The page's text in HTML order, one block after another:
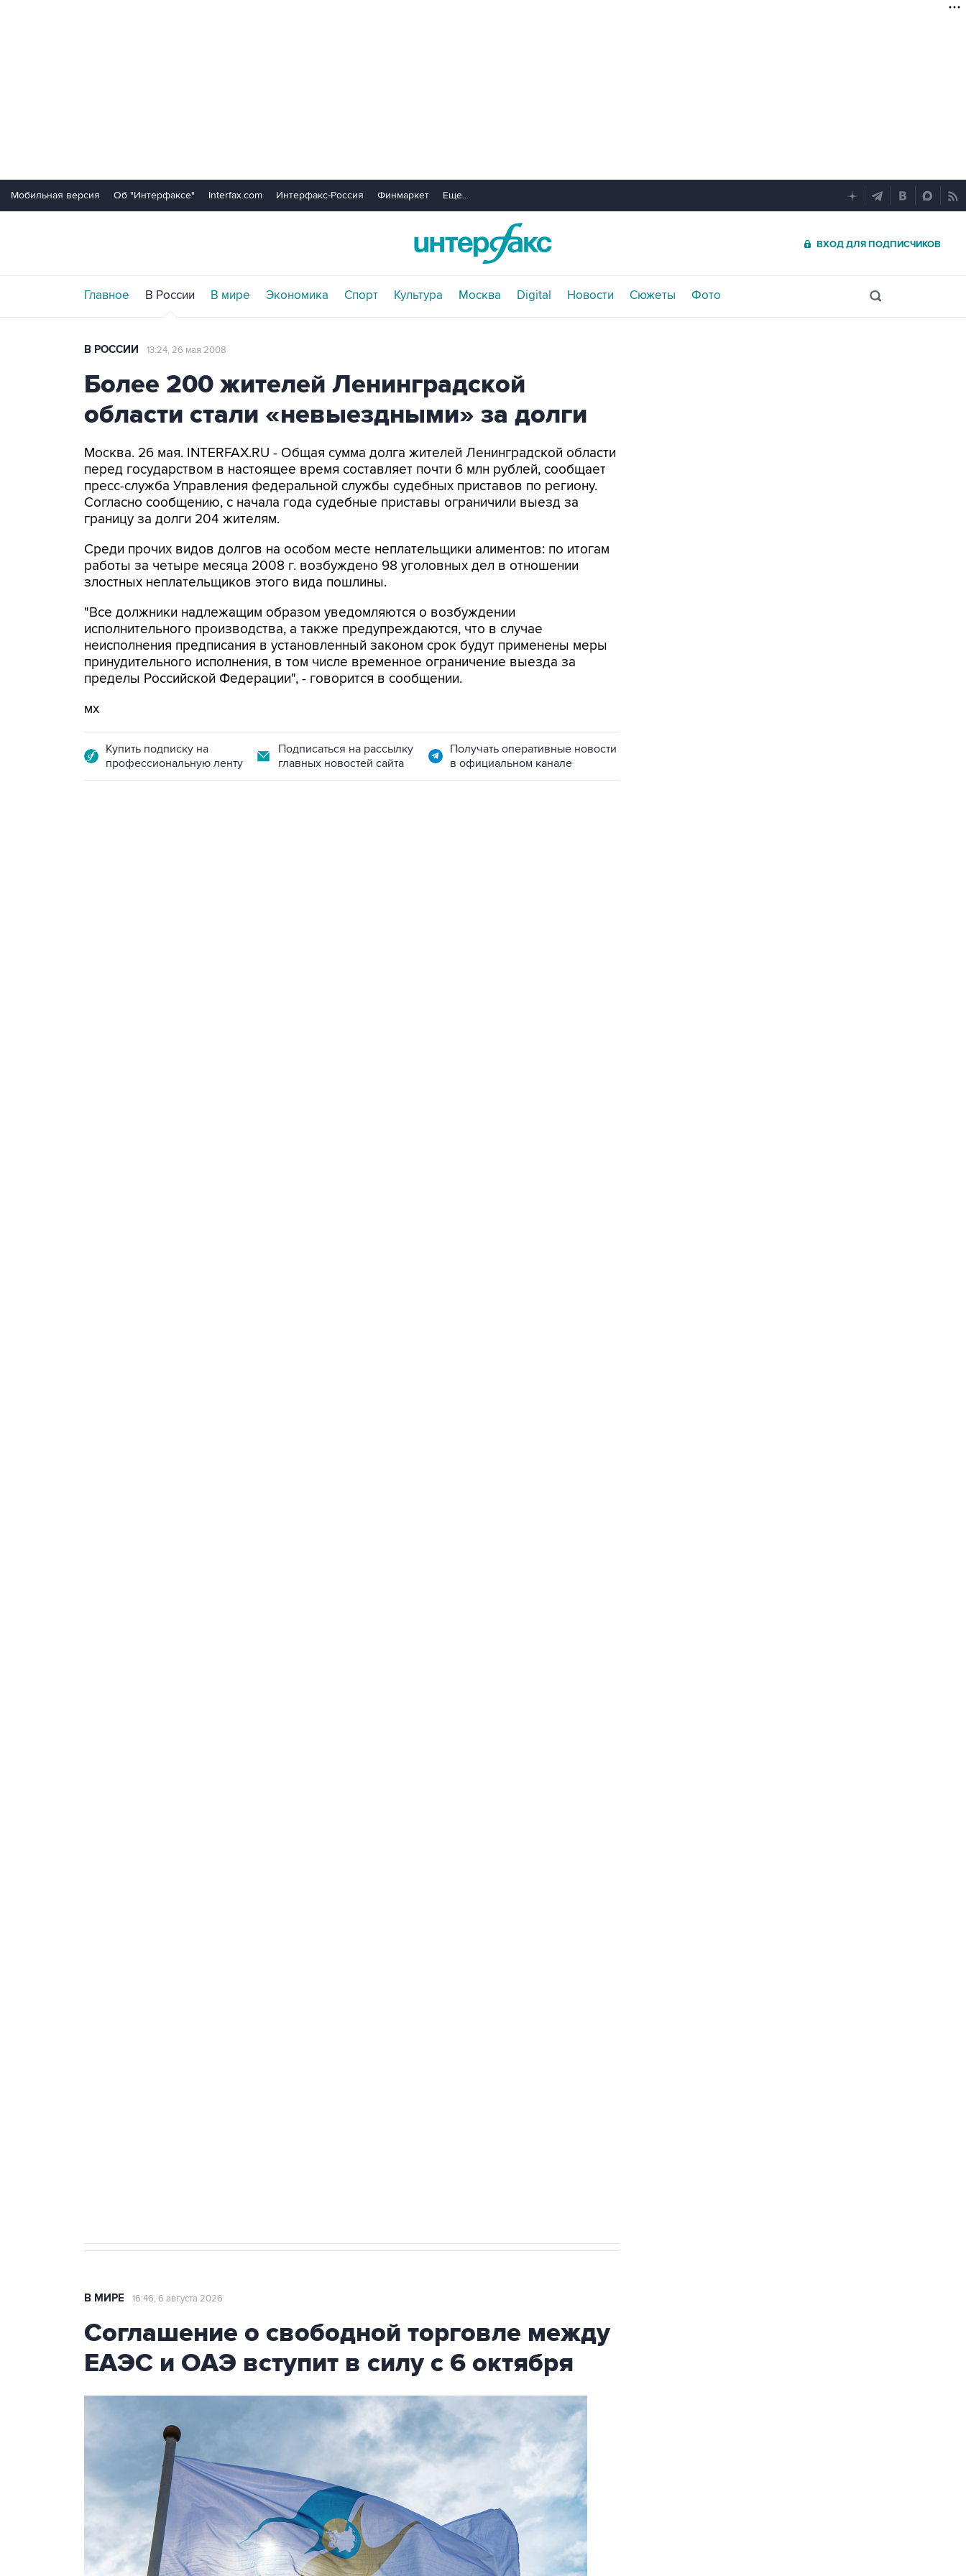
Мобильная версия Об "Интерфаксе" Interfax.com Интерфакс-Россия Финмаркет Еще...
ВХОД ДЛЯ ПОДПИСЧИКОВ
Главное В России В мире Экономика Спорт Культура Москва Digital Новости Сюжеты Фото
В РОССИИ 13:24, 26 мая 2008
Более 200 жителей Ленинградской
области стали «невыездными» за долги
Москва. 26 мая. INTERFAX.RU - Общая сумма долга жителей Ленинградской области
перед государством в настоящее время составляет почти 6 млн рублей, сообщает
пресс-служба Управления федеральной службы судебных приставов по региону.
Согласно сообщению, с начала года судебные приставы ограничили выезд за
границу за долги 204 жителям.
Среди прочих видов долгов на особом месте неплательщики алиментов: по итогам
работы за четыре месяца 2008 г. возбуждено 98 уголовных дел в отношении
злостных неплательщиков этого вида пошлины.
"Все должники надлежащим образом уведомляются о возбуждении
исполнительного производства, а также предупреждаются, что в случае
неисполнения предписания в установленный законом срок будут применены меры
принудительного исполнения, в том числе временное ограничение выезда за
пределы Российской Федерации", - говорится в сообщении.
мх
Купить подписку на
профессиональную ленту
Подписаться на рассылку
главных новостей сайта
Получать оперативные новости
в официальном канале
В МИРЕ 16:46, 6 августа 2026
Соглашение о свободной торговле между
ЕАЭС и ОАЭ вступит в силу с 6 октября